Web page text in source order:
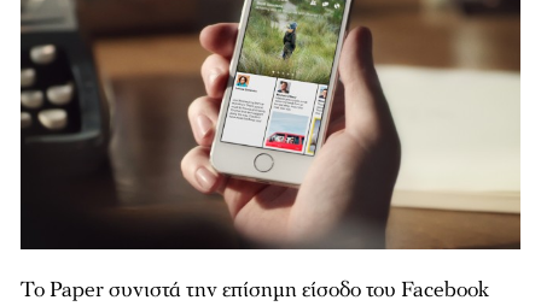
Το Paper συνιστά την επίσημη είσοδο του Facebook